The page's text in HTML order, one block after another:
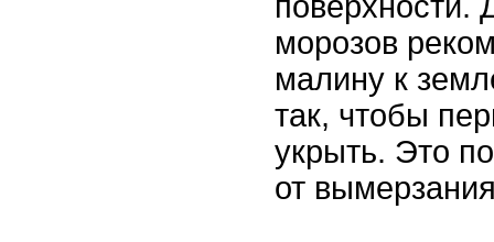
морозов
малину к
так, чтобы
укрыть. Это
от